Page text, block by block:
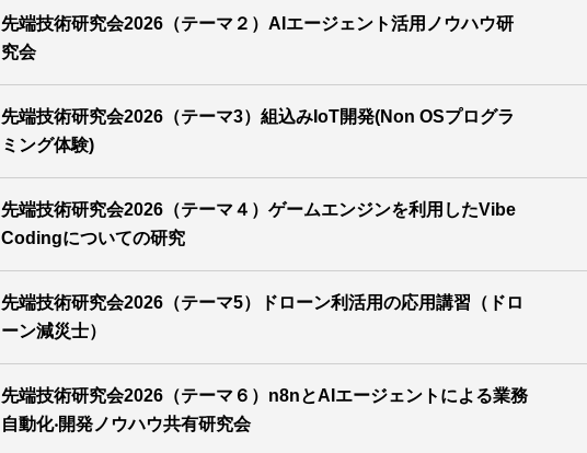
先端技術研究会2026（テーマ２）AIエージェント活用ノウハウ研
究会
先端技術研究会2026（テーマ3）組込みIoT開発(Non OSプログラ
ミング体験)
先端技術研究会2026（テーマ４）ゲームエンジンを利用したVibe
Codingについての研究
先端技術研究会2026（テーマ5）ドローン利活用の応用講習（ドロ
ーン減災士）
先端技術研究会2026（テーマ６）n8nとAIエージェントによる業務
⾃動化‧開発ノウハウ共有研究会